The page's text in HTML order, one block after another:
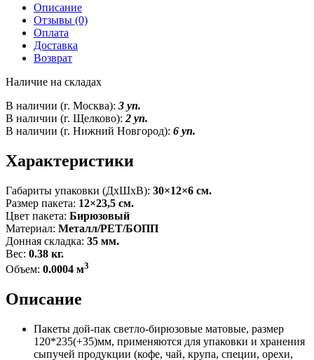
Описание
Отзывы (0)
Оплата
Доставка
Возврат
Наличие на складах
В наличии (г. Москва): 3 уп.
В наличии (г. Щелково): 2 уп.
В наличии (г. Нижний Новгород): 6 уп.
Характеристики
Габариты упаковки (ДxШxВ): 30×12×6 см.
Размер пакета: 12×23,5 см.
Цвет пакета: Бирюзовый
Материал: Металл/PET/БОПП
Донная складка: 35 мм.
Вес: 0.38 кг.
Объем: 0.0004 м3
Описание
Пакеты дой-пак светло-бирюзовые матовые, размер
120*235(+35)мм, применяются для упаковки и хранения
сыпучей продукции (кофе, чай, крупа, специи, орехи,